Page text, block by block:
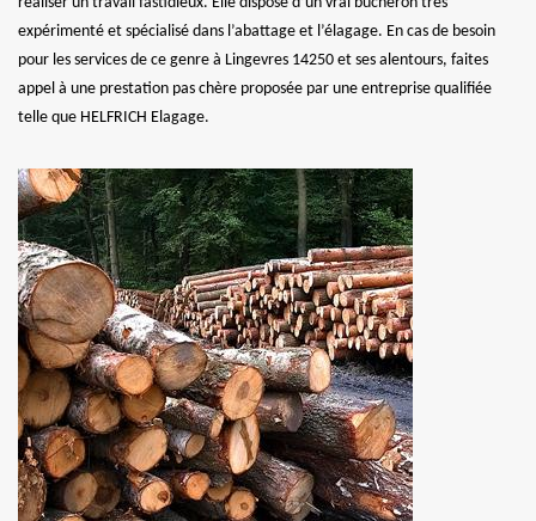
expérimenté et spécialisé dans l’abattage et l’élagage. En cas de besoin
pour les services de ce genre à Lingevres 14250 et ses alentours, faites
appel à une prestation pas chère proposée par une entreprise qualifiée
telle que HELFRICH Elagage.